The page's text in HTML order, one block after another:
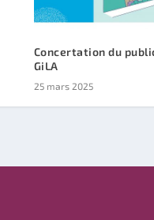
Concertation du
GiLA
25 mars 2025